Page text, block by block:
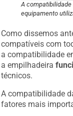
A compatibilidade
equipamento
Como dissemos
compatíveis com
a compatibilidade
a empilhadeira
técnicos.
A compatibilidade
fatores mais